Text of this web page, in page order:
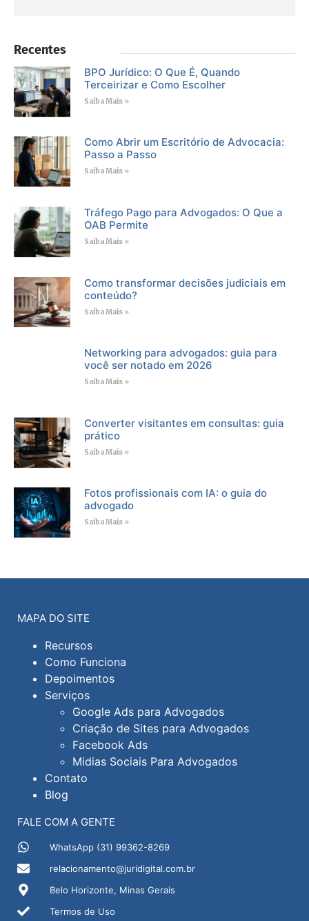
Recentes
BPO Jurídico: O Que É, Quando
Terceirizar e Como Escolher
Saiba Mais »
Como Abrir um Escritório de Advocacia:
Passo a Passo
Saiba Mais »
Tráfego Pago para Advogados: O Que a
OAB Permite
Saiba Mais »
Como transformar decisões judiciais em
conteúdo?
Saiba Mais »
Networking para advogados: guia para
você ser notado em 2026
Saiba Mais »
Converter visitantes em consultas: guia
prático
Saiba Mais »
Fotos profissionais com IA: o guia do
advogado
Saiba Mais »
MAPA DO SITE
Recursos
Como Funciona
Depoimentos
Serviços
Google Ads para Advogados
Criação de Sites para Advogados
Facebook Ads
Midias Sociais Para Advogados
Contato
Blog
FALE COM A GENTE
WhatsApp (31) 99362-8269
relacionamento@juridigital.com.br
Belo Horizonte, Minas Gerais
Termos de Uso